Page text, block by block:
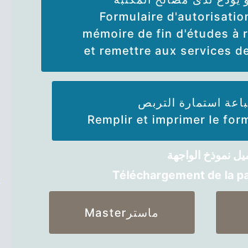
Formulaire
mémoire de fin d'études à
et remettre aux services
Remplir et imprimer le
نموذخ الواجهة
Téléchargement de la
Masterماستر